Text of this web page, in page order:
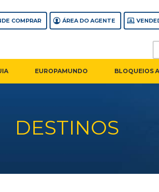
ÁREA DO AGENTE
COMPRAR
EUROPAMUNDO BLOQUEIOS
DESTINOS